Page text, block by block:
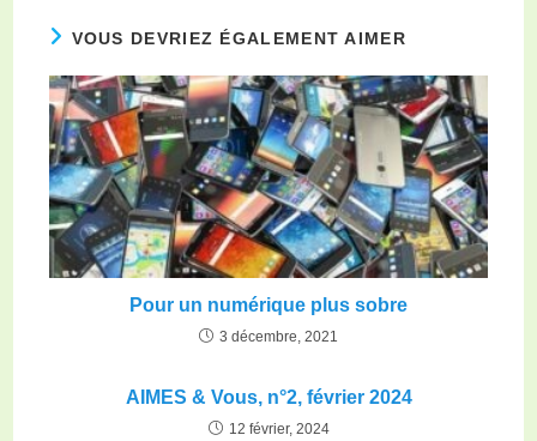
VOUS DEVRIEZ ÉGALEMENT AIMER
Pour un numérique plus sobre
3 décembre, 2021
AIMES & Vous, n°2, février 2024
12 février, 2024